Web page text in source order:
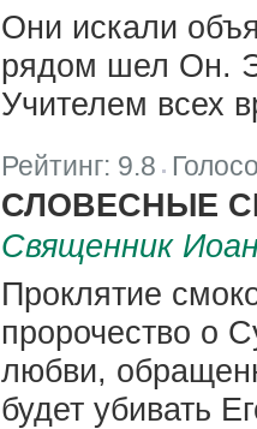
Они искали
рядом шел Он.
Учителем всех
Рейтинг: 9.8 |
СЛОВЕСНЫЕ
Священник
Проклятие
пророчество о
любви,
будет убивать